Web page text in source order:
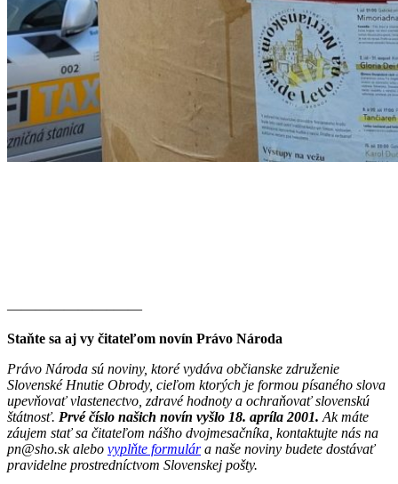
———————–——
Staňte sa aj vy čitateľom novín Právo Národa
Právo Národa sú noviny, ktoré vydáva občianske združenie
Slovenské Hnutie Obrody, cieľom ktorých je formou písaného slova
upevňovať vlastenectvo, zdravé hodnoty a ochraňovať slovenskú
štátnosť. Prvé číslo našich novín vyšlo 18. apríla 2001. Ak máte
záujem stať sa čitateľom nášho dvojmesačníka, kontaktujte nás na
pn@sho.sk alebo vyplňte formulára naše noviny budete dostávať
pravidelne prostredníctvom Slovenskej pošty.